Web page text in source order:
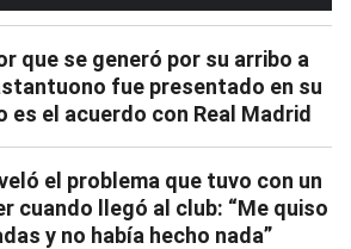
que se generó por su arribo a
fue presentado en su
es el acuerdo con Real Madrid
el problema que tuvo con un
cuando llegó al club: “Me quiso
y no había hecho nada”